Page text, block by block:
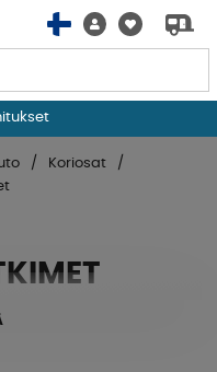
Koriosat